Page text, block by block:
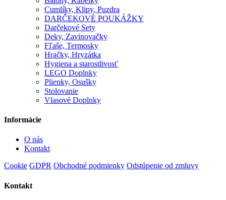
Cumlíky, Klipy, Puzdra
DARČEKOVÉ POUKÁŽKY
Darčekové Sety
Deky, Zavinovačky
Fľaše, Termosky
Hračky, Hryzátka
Hygiena a starostlivosť
LEGO Doplnky
Plienky, Osušky
Stolovanie
Vlasové Doplnky
Informácie
O nás
Kontakt
Cookie GDPR Obchodné podmienky Odstúpenie od zmluvy
Kontakt